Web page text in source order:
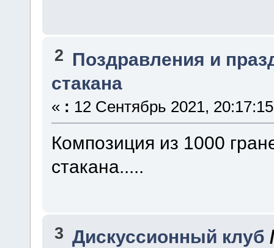
2 Поздравления и
стакана
« : 12 Сентябрь 2021,
Композиция из 1000
стакана.....
3 Дискуссионный клуб